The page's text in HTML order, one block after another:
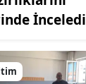
İnceledi